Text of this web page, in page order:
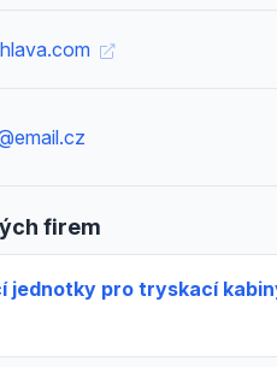
firem
jednotky pro tryskací